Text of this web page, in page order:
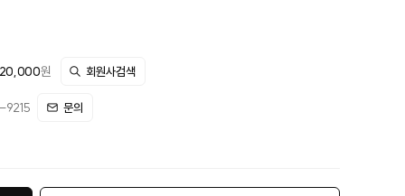
원 회원사검색
9215 문의